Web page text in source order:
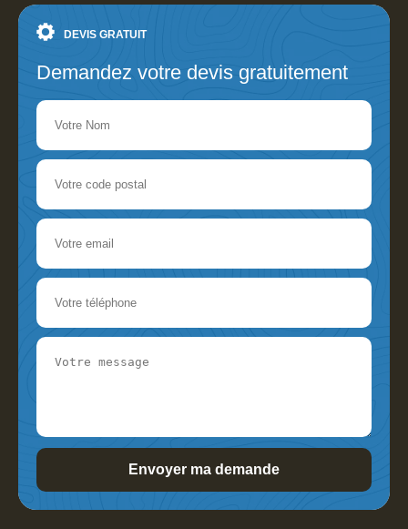
DEVIS GRATUIT
Demandez votre devis gratuitement